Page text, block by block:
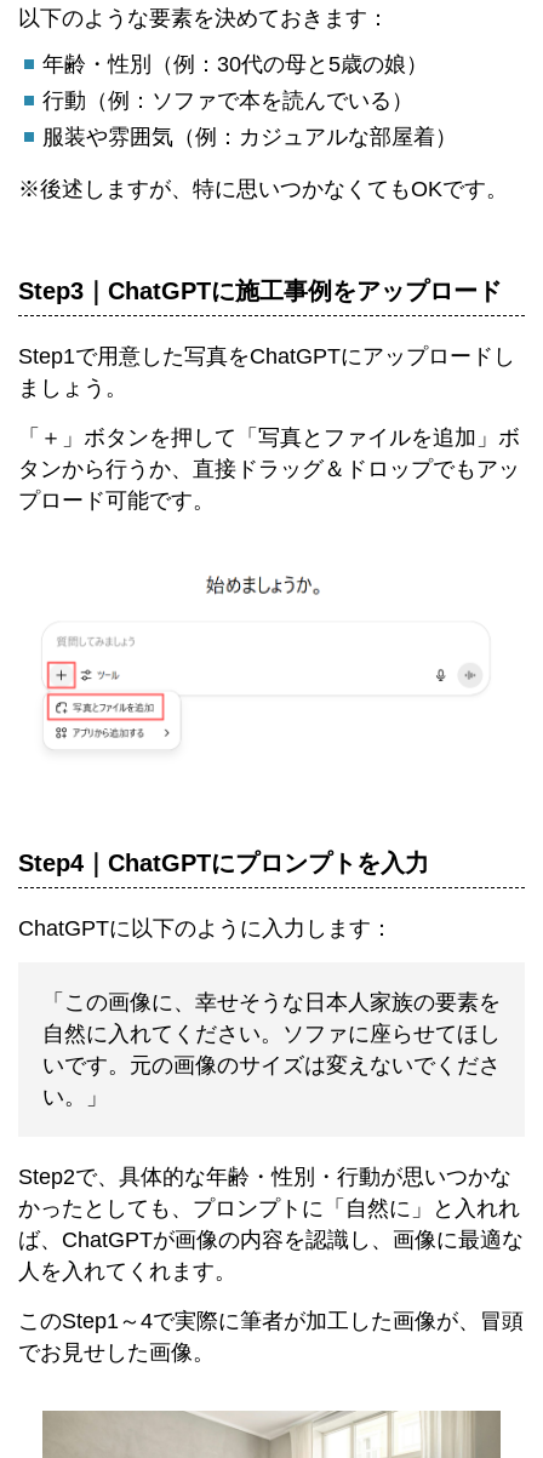
以下のような要素を決めておきます：
年齢・性別（例：30代の母と5歳の娘）
行動（例：ソファで本を読んでいる）
服装や雰囲気（例：カジュアルな部屋着）
※後述しますが、特に思いつかなくてもOKです。
Step3｜ChatGPTに施工事例をアップロード
Step1で用意した写真をChatGPTにアップロードし
ましょう。
「＋」ボタンを押して「写真とファイルを追加」ボ
タンから行うか、直接ドラッグ＆ドロップでもアッ
プロード可能です。
Step4｜ChatGPTにプロンプトを入力
ChatGPTに以下のように入力します：
「この画像に、幸せそうな日本人家族の要素を
自然に入れてください。ソファに座らせてほし
いです。元の画像のサイズは変えないでくださ
い。」
Step2で、具体的な年齢・性別・行動が思いつかな
かったとしても、プロンプトに「自然に」と入れれ
ば、ChatGPTが画像の内容を認識し、画像に最適な
人を入れてくれます。
このStep1～4で実際に筆者が加工した画像が、冒頭
でお見せした画像。